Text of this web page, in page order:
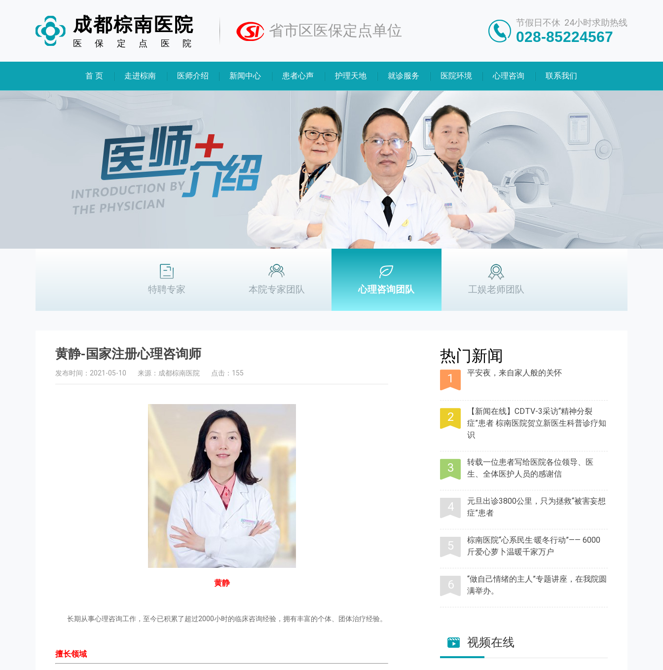
成都棕南医院
医 保 定 点 医 院
省市区医保定点单位 节假日不休 24小时求助热线
028-85224567
首 页 走进棕南 医师介绍 新闻中心 患者心声 护理天地 就诊服务 医院环境 心理咨询 联系我们
特聘专家 本院专家团队 心理咨询团队 工娱老师团队
黄静-国家注册心理咨询师
发布时间：2021-05-10 来源：成都棕南医院 点击：155
黄静
长期从事心理咨询工作，至今已积累了超过2000小时的临床咨询经验，拥有丰富的个体、团体治疗经验。
擅长领域
热门新闻
平安夜，来自家人般的关怀
【新闻在线】CDTV-3采访“精神分裂
症”患者 棕南医院贺立新医生科普诊疗知
识
转载一位患者写给医院各位领导、医
生、全体医护人员的感谢信
元旦出诊3800公里，只为拯救“被害妄想
症”患者
棕南医院“心系民生·暖冬行动”—— 6000
斤爱心萝卜温暖千家万户
“做自己情绪的主人”专题讲座，在我院圆
满举办。
视频在线